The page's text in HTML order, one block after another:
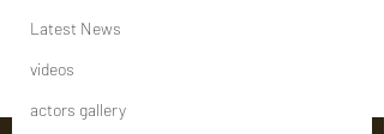
Latest News
videos
actors gallery